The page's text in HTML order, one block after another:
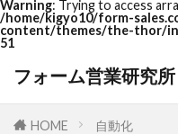
Warning: Trying to access
/home/kigyo10/form-
content/themes/the-thor/
51
フォーム営業研究所
HOME 自動化